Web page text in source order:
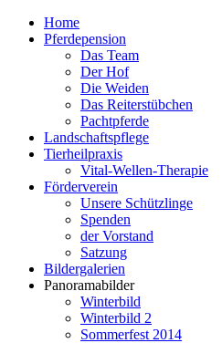
Home
Pferdepension
Das Team
Der Hof
Die Weiden
Das Reiterstübchen
Pachtpferde
Landschaftspflege
Tierheilpraxis
Vital-Wellen-Therapie
Förderverein
Unsere Schützlinge
Spenden
der Vorstand
Satzung
Bildergalerien
Panoramabilder
Winterbild
Winterbild 2
Sommerfest 2014